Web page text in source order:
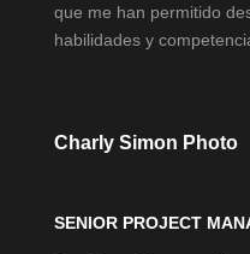
que me han permitido
habilidades y
Charly Simon Photo
SENIOR PROJECT